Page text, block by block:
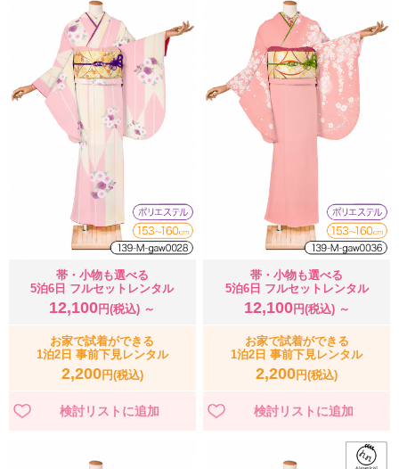
帯・小物も選べる
5泊6日 フルセットレンタル
12,100 円(税込) ～
お家で試着ができる
1泊2日 事前下見レンタル
2,200円(税込)
帯・小物も選べる
5泊6日 フルセットレンタル
12,100円(税込) ～
お家で試着ができる
1泊2日 事前下見レンタル
2,200円(税込)